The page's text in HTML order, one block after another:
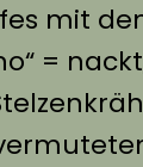
mit
=